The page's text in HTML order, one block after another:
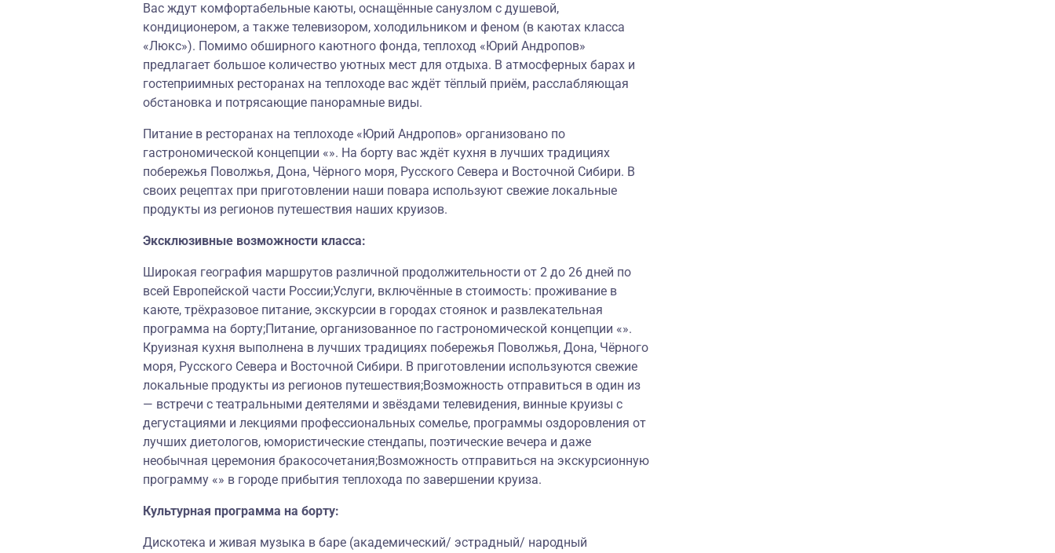
Вас ждут комфортабельные каюты, оснащённые санузлом с душевой,
кондиционером, а также телевизором, холодильником и феном (в каютах класса
«Люкс»). Помимо обширного каютного фонда, теплоход «Юрий Андропов»
предлагает большое количество уютных мест для отдыха. В атмосферных барах и
гостеприимных ресторанах на теплоходе вас ждёт тёплый приём, расслабляющая
обстановка и потрясающие панорамные виды.
Питание в ресторанах на теплоходе «Юрий Андропов» организовано по
гастрономической концепции «». На борту вас ждёт кухня в лучших традициях
побережья Поволжья, Дона, Чёрного моря, Русского Севера и Восточной Сибири. В
своих рецептах при приготовлении наши повара используют свежие локальные
продукты из регионов путешествия наших круизов.
Эксклюзивные возможности класса:
Широкая география маршрутов различной продолжительности от 2 до 26 дней по
всей Европейской части России;Услуги, включённые в стоимость: проживание в
каюте, трёхразовое питание, экскурсии в городах стоянок и развлекательная
программа на борту;Питание, организованное по гастрономической концепции «».
Круизная кухня выполнена в лучших традициях побережья Поволжья, Дона, Чёрного
моря, Русского Севера и Восточной Сибири. В приготовлении используются свежие
локальные продукты из регионов путешествия;Возможность отправиться в один из
— встречи с театральными деятелями и звёздами телевидения, винные круизы с
дегустациями и лекциями профессиональных сомелье, программы оздоровления от
лучших диетологов, юмористические стендапы, поэтические вечера и даже
необычная церемония бракосочетания;Возможность отправиться на экскурсионную
программу «» в городе прибытия теплохода по завершении круиза.
Культурная программа на борту:
Дискотека и живая музыка в баре (академический/ эстрадный/ народный